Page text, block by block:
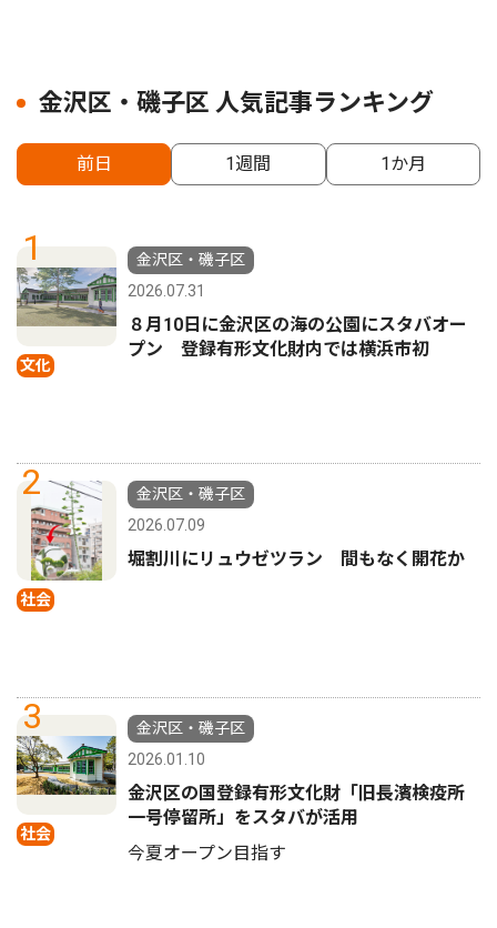
金沢区・磯子区 人気記事ランキング
前日 1週間 1か月
1
文化
金沢区・磯子区
2026.07.31
８月10日に金沢区の海の公園にスタバオー
プン 登録有形文化財内では横浜市初
2
社会
金沢区・磯子区
2026.07.09
堀割川にリュウゼツラン 間もなく開花か
3
社会
金沢区・磯子区
2026.01.10
金沢区の国登録有形文化財「旧長濱検疫所
一号停留所」をスタバが活用
今夏オープン目指す